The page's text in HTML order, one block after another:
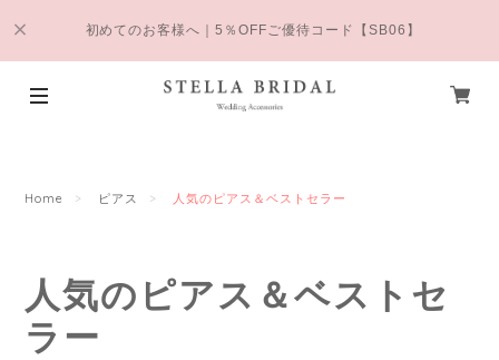
初めてのお客様へ｜5％OFFご優待コード【SB06】
Home ピアス 人気のピアス＆ベストセラー
人気のピアス＆ベストセ
ラー